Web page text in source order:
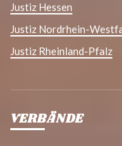
Justiz Hessen
Justiz Nordrhein-
Justiz Rheinland-Pfalz
VERBÄNDE